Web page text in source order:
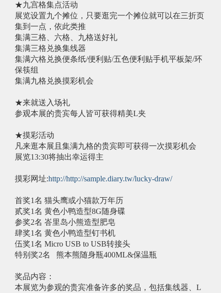
★九宫格集点活动
展览设置九个摊位，只要逛完一个摊位就可以在三折页
集到一点，依此类推
集满三格、六格、九格送好礼
集满三格兑换集线器
集满六格兑换便条纸/便利贴/五色便利贴手机平板架/环
保筷组
集满九格兑换摸彩机会
★来就送入场礼
参观本展的贵宾每人皆可获得精美L夹
★摸彩活动
凡来逛本展且集满九格的贵宾即可获得一次摸彩机会
展览13:30将抽出幸运得主
摸彩网址:http://http://sample.diary.tw/lucky-draw/
首奖1名 猫头鹰或小猫款万年历
贰奖1名 黄色小鸭造型8G随身碟
参奖2名 峇里岛小熊造型肥皂
肆奖1名 黄色小鸭造型钉书机
伍奖1名 Micro USB to USB转接头
特别奖2名 熊本熊随身瓶400ML&保温瓶
奖品内容：
本展览为参观的贵宾准备许多的奖品，包括集线器、L